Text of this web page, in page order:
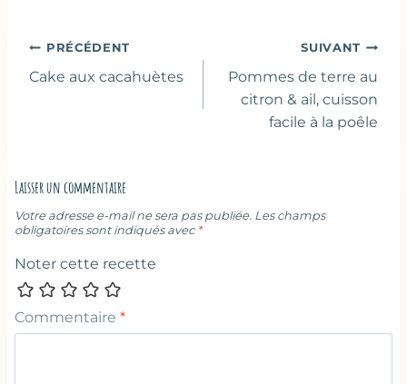
Navigation
de
PRÉCÉDENT
Cake aux cacahuètes
SUIVANT
Pommes de terre au
citron & ail, cuisson
facile à la poêle
Laisser un commentaire
Votre adresse e-mail ne sera pas publiée. Les champs
obligatoires sont indiqués avec *
Noter cette recette
Commentaire *